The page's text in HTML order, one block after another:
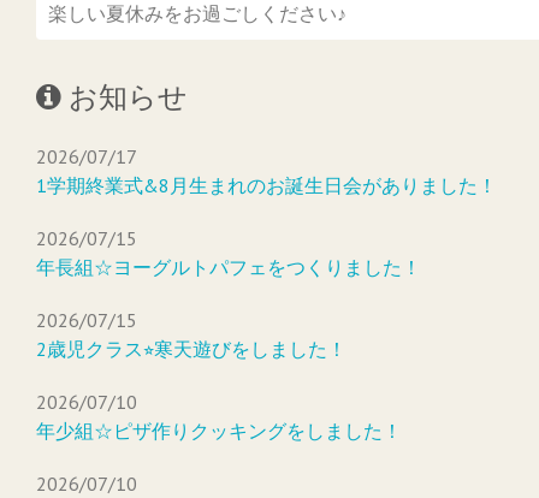
楽しい夏休みをお過ごしください♪
お知らせ
2026/07/17
1学期終業式&8月生まれのお誕生日会がありました！
2026/07/15
年長組☆ヨーグルトパフェをつくりました！
2026/07/15
2歳児クラス⭐︎寒天遊びをしました！
2026/07/10
年少組☆ピザ作りクッキングをしました！
2026/07/10